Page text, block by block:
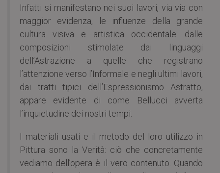
Infatti si manifestano nei suoi lavori, via via con
maggior evidenza, le influenze della grande
cultura visiva e artistica occidentale: dalle
composizioni stimolate dai linguaggi
dell’Astrazione a quelle che registrano
l’attenzione verso l’Informale e negli ultimi lavori,
dai tratti tipici dell’Espressionismo Astratto,
appare evidente di come Bellucci avverta
l’inquietudine dei nostri tempi.
I materiali usati e il metodo del loro utilizzo in
Pittura sono la Verità: ciò che concretamente
vediamo dell’opera è il vero contenuto. Quando